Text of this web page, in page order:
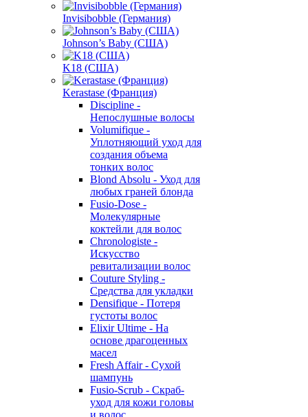
Invisibobble (Германия)
Johnson’s Baby (США)
K18 (США)
Kerastase (Франция)
Discipline -
Непослушные волосы
Volumifique -
Уплотняющий уход для
создания объема
тонких волос
Blond Absolu - Уход для
любых граней блонда
Fusio-Dose -
Молекулярные
коктейли для волос
Chronologiste -
Искусство
ревитализации волос
Couture Styling -
Средства для укладки
Densifique - Потеря
густоты волос
Elixir Ultime - На
основе драгоценных
масел
Fresh Affair - Сухой
шампунь
Fusio-Scrub - Скраб-
уход для кожи головы
и волос